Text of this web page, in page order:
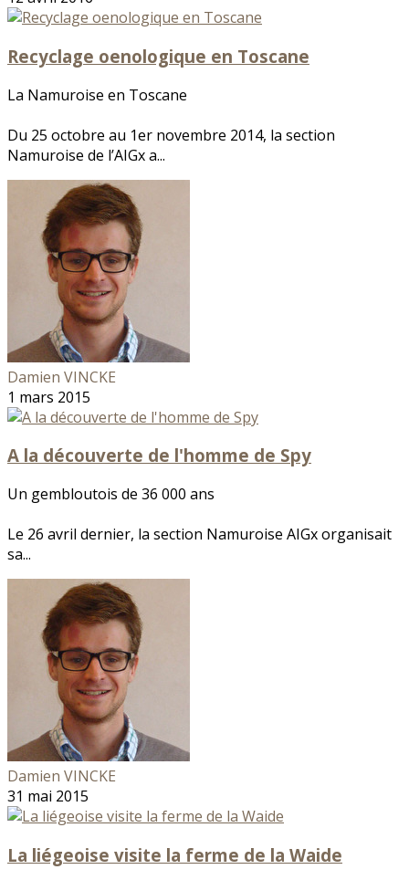
Recyclage oenologique en Toscane
La Namuroise en Toscane
Du 25 octobre au 1er novembre 2014, la section
Namuroise de l’AIGx a...
Damien VINCKE
1 mars 2015
A la découverte de l'homme de Spy
Un gembloutois de 36 000 ans
Le 26 avril dernier, la section Namuroise AIGx organisait
sa...
Damien VINCKE
31 mai 2015
La liégeoise visite la ferme de la Waide